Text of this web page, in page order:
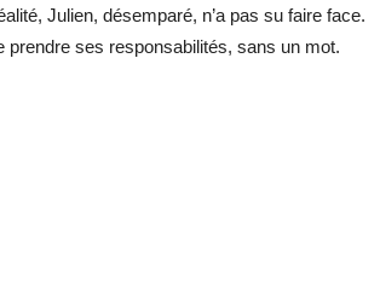
Julien, désemparé, n’a pas su faire face.
prendre ses responsabilités, sans un mot.